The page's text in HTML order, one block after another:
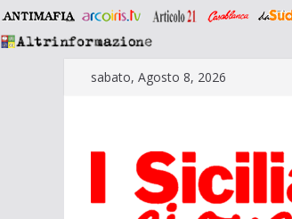
Saltasabato, Agosto 8, 2026